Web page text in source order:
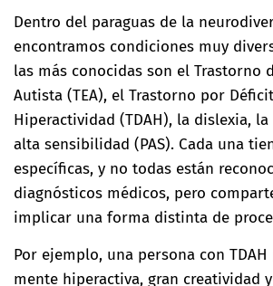
Dentro del paraguas de la
encontramos condiciones muy
las más conocidas son el Trastorno
Autista (TEA), el Trastorno por
Hiperactividad (TDAH), la dislexia,
alta sensibilidad (PAS). Cada una
específicas, y no todas están
diagnósticos médicos, pero
implicar una forma distinta de
Por ejemplo, una persona con
mente hiperactiva, gran creatividad